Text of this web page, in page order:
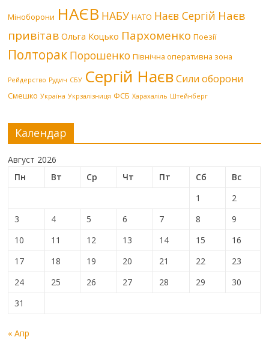
Міноборони НАЄВ НАБУ НАТО Наєв Сергій Наєв
привітав Ольга Коцько Пархоменко Поезії
Полторак Порошенко Північна оперативна зона
Рейдерство Рудич СБУ Сергій Наєв Сили оборони
Смешко Україна Укрзалізниця ФСБ Харахаліль Штейнберг
Календар
Август 2026
Пн
Вт Ср Чт Пт Сб
Вс
1
2
3
4 5 6 7 8
9
10
11 12 13 14 15
16
17
18 19 20 21 22
23
24
25 26 27 28 29
30
31
« Апр